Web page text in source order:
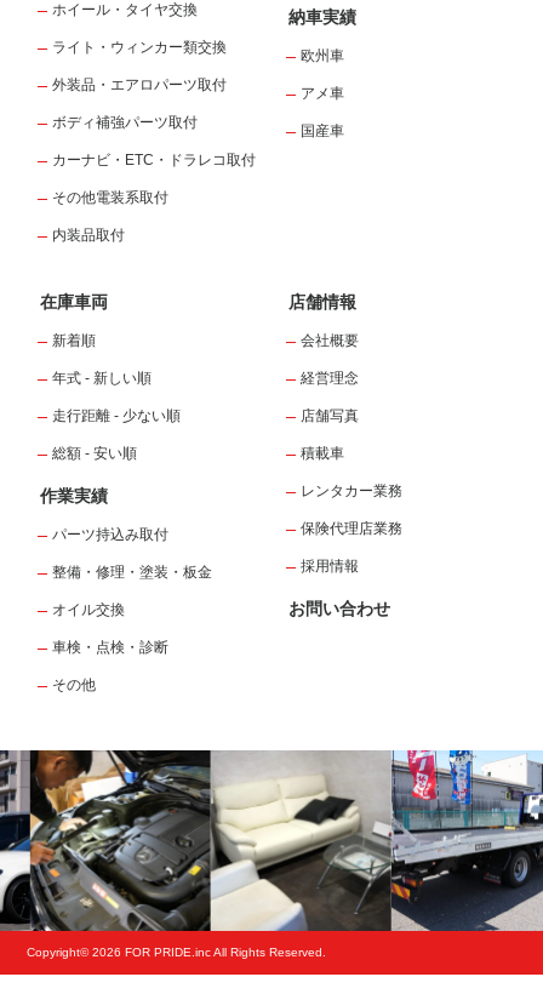
ホイール・タイヤ交換
ライト・ウィンカー類交換
外装品・エアロパーツ取付
ボディ補強パーツ取付
カーナビ・ETC・ドラレコ取付
その他電装系取付
内装品取付
納車実績
欧州車
アメ車
国産車
在庫車両
新着順
年式 - 新しい順
走行距離 - 少ない順
総額 - 安い順
作業実績
パーツ持込み取付
整備・修理・塗装・板金
オイル交換
車検・点検・診断
その他
店舗情報
会社概要
経営理念
店舗写真
積載車
レンタカー業務
保険代理店業務
採用情報
お問い合わせ
Copyright© 2026 FOR PRIDE.inc All Rights Reserved.